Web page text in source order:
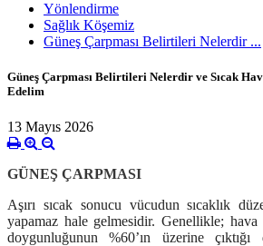
Yönlendirme
Sağlık Köşemiz
Güneş Çarpması Belirtileri Nelerdir ...
Güneş Çarpması Belirtileri Nelerdir ve Sıcak
Edelim
13 Mayıs 2026
GÜNEŞ ÇARPMASI
Aşırı sıcak sonucu vücudun sıcaklık
yapamaz hale gelmesidir. Genellikle; hava
doygunluğunun %60’ın üzerine çıktığı